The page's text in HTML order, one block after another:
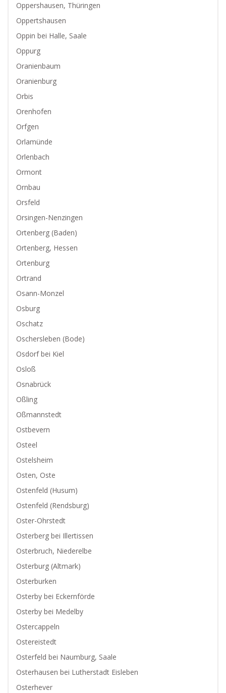
Oppershausen, Thüringen
Oppertshausen
Oppin bei Halle, Saale
Oppurg
Oranienbaum
Oranienburg
Orbis
Orenhofen
Orfgen
Orlamünde
Orlenbach
Ormont
Ornbau
Orsfeld
Orsingen-Nenzingen
Ortenberg (Baden)
Ortenberg, Hessen
Ortenburg
Ortrand
Osann-Monzel
Osburg
Oschatz
Oschersleben (Bode)
Osdorf bei Kiel
Osloß
Osnabrück
Oßling
Oßmannstedt
Ostbevern
Osteel
Ostelsheim
Osten, Oste
Ostenfeld (Husum)
Ostenfeld (Rendsburg)
Oster-Ohrstedt
Osterberg bei Illertissen
Osterbruch, Niederelbe
Osterburg (Altmark)
Osterburken
Osterby bei Eckernförde
Osterby bei Medelby
Ostercappeln
Ostereistedt
Osterfeld bei Naumburg, Saale
Osterhausen bei Lutherstadt Eisleben
Osterhever